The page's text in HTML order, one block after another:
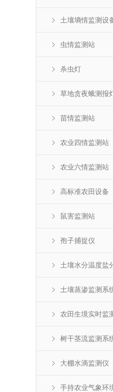
土壤墒情监测设
虫情监测站
杀虫灯
草地贪夜蛾测报
苗情监测站
农业四情监测站
农业六情监测站
高标准农田设备
鼠害监测站
孢子捕捉仪
土壤水分温度盐
土壤蒸渗监测系
农田生境实时监
树干茎流监测系
大棚水滴监测仪
手持农业气象环